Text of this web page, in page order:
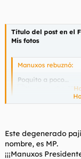
Título del post en el
Mis fotos
Manuxos rebuznó:
Poquito a poco...
Manuxos rebuznó:
Este degenerado
nombre, es MP.
¡¡¡Manuxos